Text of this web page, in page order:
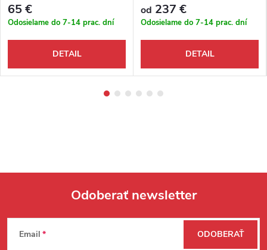
65 €
Odosielame do 7-14 prac. dní
DETAIL
od 237 €
Odosielame do 7-14 prac. dní
DETAIL
Zápätie
Odoberať newsletter
Email ODOBERAŤ